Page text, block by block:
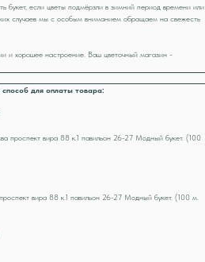
букет, если цветы подмёрзли в зимний период времени или
случаев мы с особым вниманием обращаем на свежесть
и хорошее настроение. Ваш цветочный магазин -
для оплаты товара:
проспект вира 88 к.1 павильон 26-27 Модный букет. (100
вира 88 к.1 павильон 26-27 Модный букет. (100 м.